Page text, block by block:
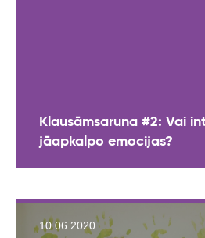
Klausāmsaruna #2: Vai
jāapkalpo emocijas?
10.06.2020